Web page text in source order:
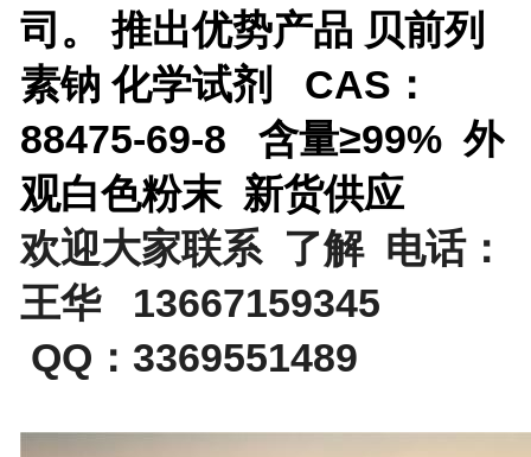
司。推出优势产品 贝前列
素钠 化学试剂 CAS：
88475-69-8 含量≥99% 外
观白色粉末 新货供应
欢迎大家联系 了解 电话：
王华 13667159345
QQ：3369551489